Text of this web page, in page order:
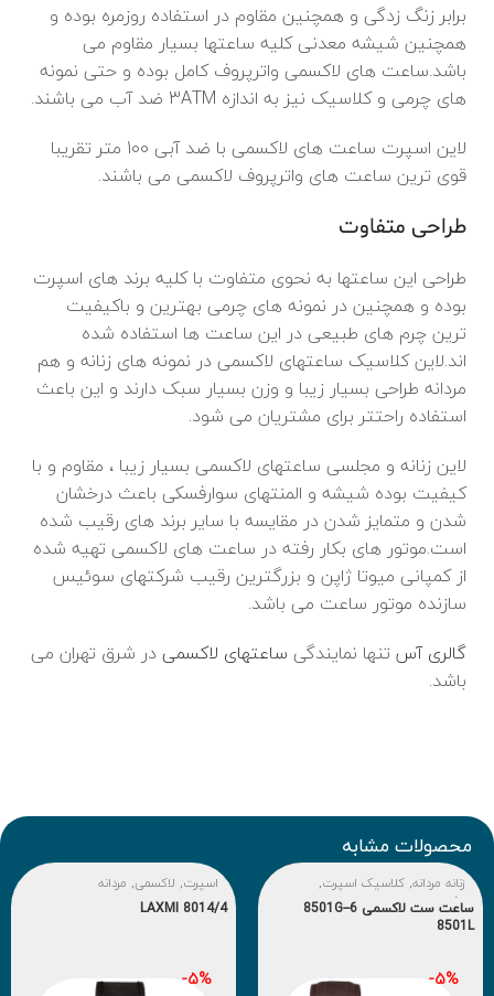
برابر زنگ زدگی و همچنین مقاوم در استفاده روزمره بوده و
همچنین شیشه معدنی کلیه ساعتها بسیار مقاوم می
باشد.ساعت های لاکسمی واترپروف کامل بوده و حتی نمونه
های چرمی و کلاسیک نیز به اندازه 3ATM ضد آب می باشند.
لاین اسپرت ساعت های لاکسمی با ضد آبی 100 متر تقریبا
قوی ترین ساعت های واترپروف لاکسمی می باشند.
طراحی متفاوت
طراحی این ساعتها به نحوی متفاوت با کلیه برند های اسپرت
بوده و همچنین در نمونه های چرمی بهترین و باکیفیت
ترین چرم های طبیعی در این ساعت ها استفاده شده
اند.لاین کلاسیک ساعتهای لاکسمی در نمونه های زنانه و هم
مردانه طراحی بسیار زیبا و وزن بسیار سبک دارند و این باعث
استفاده راحتتر برای مشتریان می شود.
لاین زنانه و مجلسی ساعتهای لاکسمی بسیار زیبا ، مقاوم و با
کیفیت بوده شیشه و المنتهای سوارفسکی باعث درخشان
شدن و متمایز شدن در مقایسه با سایر برند های رقیب شده
است.موتور های بکار رفته در ساعت های لاکسمی تهیه شده
از کمپانی میوتا ژاپن و بزرگترین رقیب شرکتهای سوئیس
سازنده موتور ساعت می باشد.
گالری آس تنها نمایندگی ساعتهای لاکسمیدر شرق تهران می
باشد.
محصولات مشابه
زنانه مردانه,کلاسیک اسپرت,
لاکسمی
ساعت ست لاکسمی 6-8501G-
8501L
-5%
اسپرت, لاکسمی, مردانه
LAXMI 8014/4
-5%